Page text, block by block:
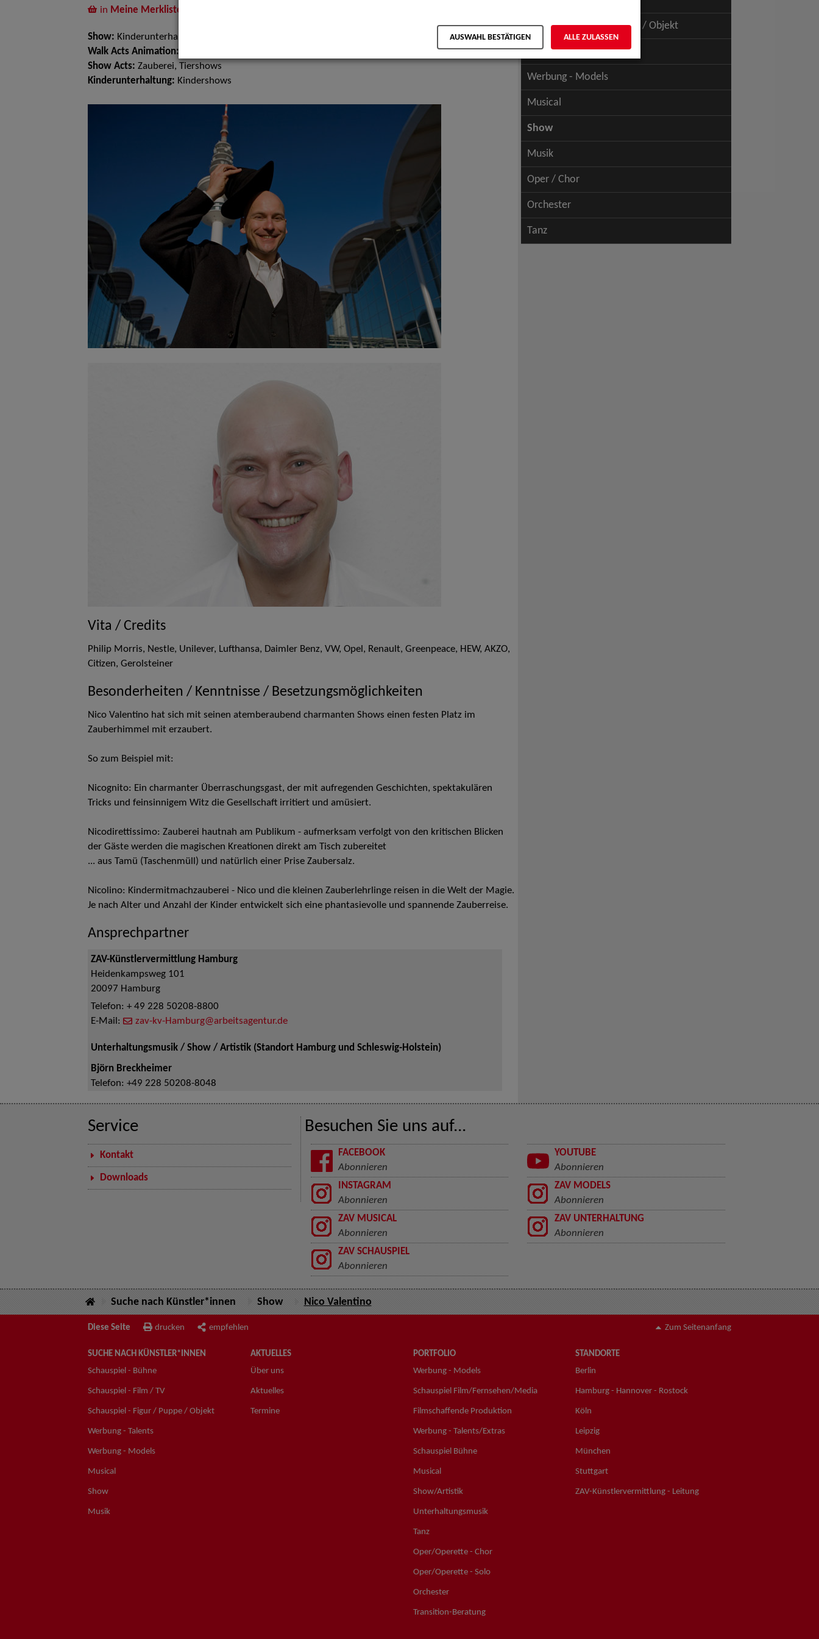
in Meine Merkliste
Show: Kinderunterhaltung
Walk Acts Animation:
Show Acts: Zauberei, Tiershows
Kinderunterhaltung: Kindershows
Vita / Credits
Philip Morris, Nestle, Unilever, Lufthansa, Daimler Benz, VW, Opel, Renault, Greenpeace, HEW, AKZO,
Citizen, Gerolsteiner
Besonderheiten / Kenntnisse / Besetzungsmöglichkeiten
Nico Valentino hat sich mit seinen atemberaubend charmanten Shows einen festen Platz im
Zauberhimmel mit erzaubert.
So zum Beispiel mit:
Nicognito: Ein charmanter Überraschungsgast, der mit aufregenden Geschichten, spektakulären
Tricks und feinsinnigem Witz die Gesellschaft irritiert und amüsiert.
Nicodirettissimo: Zauberei hautnah am Publikum - aufmerksam verfolgt von den kritischen Blicken
der Gäste werden die magischen Kreationen direkt am Tisch zubereitet
... aus Tamü (Taschenmüll) und natürlich einer Prise Zaubersalz.
Nicolino: Kindermitmachzauberei - Nico und die kleinen Zauberlehrlinge reisen in die Welt der Magie.
Je nach Alter und Anzahl der Kinder entwickelt sich eine phantasievolle und spannende Zauberreise.
Ansprechpartner
ZAV-Künstlervermittlung Hamburg
Heidenkampsweg 101
20097 Hamburg
Telefon: + 49 228 50208-8800
E-Mail:
zav-kv-Hamburg@arbeitsagentur.de
Unterhaltungsmusik / Show / Artistik (Standort Hamburg und Schleswig-Holstein)
Björn Breckheimer
Telefon: +49 228 50208-8048
Schauspiel - Figur / Puppe / Objekt
Werbung - Talents
Werbung - Models
Musical
Show
Musik
Oper / Chor
Orchester
Tanz
Service
Kontakt
Downloads
Besuchen Sie uns auf...
FACEBOOK
Abonnieren
YOUTUBE
Abonnieren
INSTAGRAM
Abonnieren
ZAV MODELS
Abonnieren
ZAV MUSICAL
Abonnieren
ZAV UNTERHALTUNG
Abonnieren
ZAV SCHAUSPIEL
Abonnieren
Suche nach Künstler*innen Show Nico Valentino
Diese Seite drucken empfehlen Zum Seitenanfang
SUCHE NACH KÜNSTLER*INNEN
Schauspiel - Bühne
Schauspiel - Film / TV
Schauspiel - Figur / Puppe / Objekt
Werbung - Talents
Werbung - Models
Musical
Show
Musik
AKTUELLES
Über uns
Aktuelles
Termine
PORTFOLIO
Werbung - Models
Schauspiel Film/Fernsehen/Media
Filmschaffende Produktion
Werbung - Talents/Extras
Schauspiel Bühne
Musical
Show/Artistik
Unterhaltungsmusik
Tanz
Oper/Operette - Chor
Oper/Operette - Solo
Orchester
Transition-Beratung
STANDORTE
Berlin
Hamburg - Hannover - Rostock
Köln
Leipzig
München
Stuttgart
ZAV-Künstlervermittlung - Leitung
AUSWAHL BESTÄTIGEN ALLE ZULASSEN